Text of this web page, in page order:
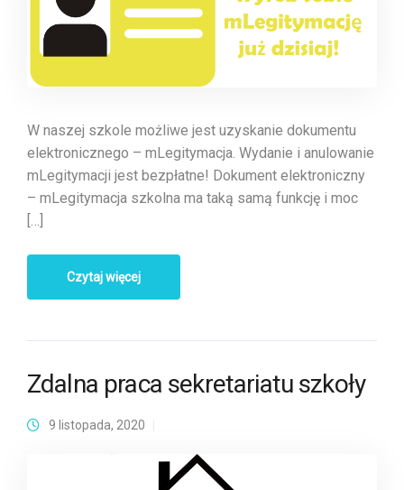
W naszej szkole możliwe jest uzyskanie dokumentu
elektronicznego – mLegitymacja. Wydanie i anulowanie
mLegitymacji jest bezpłatne! Dokument elektroniczny
– mLegitymacja szkolna ma taką samą funkcję i moc
[…]
Czytaj więcej
Zdalna praca sekretariatu szkoły
9 listopada, 2020